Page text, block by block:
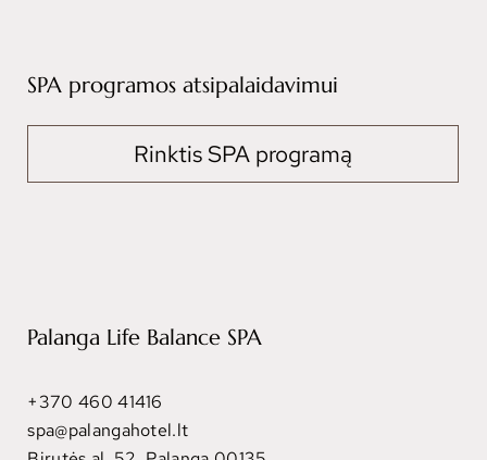
SPA programos atsipalaidavimui
Rinktis SPA programą
Palanga Life Balance SPA
+370 460 41416
spa@palangahotel.lt